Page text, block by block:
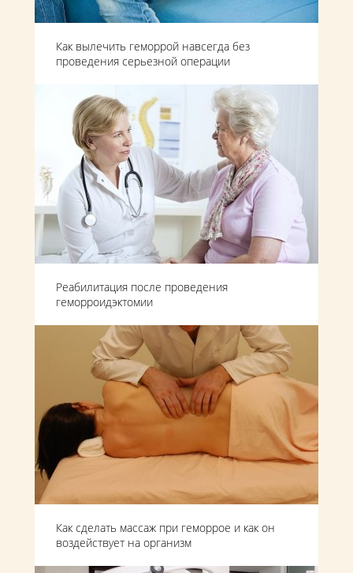
Как вылечить геморрой навсегда без
проведения серьезной операции
Реабилитация после проведения
геморроидэктомии
Как сделать массаж при геморрое и как он
воздействует на организм